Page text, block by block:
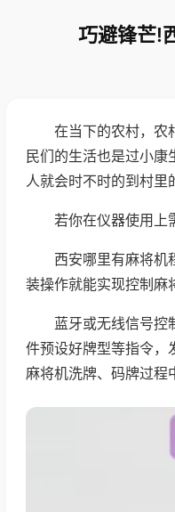
巧避锋芒!
在当下的农村，农
民们的生活也是过小
人就会时不时的到村里
若你在仪器使用上
西安哪里有麻将机
装操作就能实现控制麻
蓝牙或无线信号控
件预设好牌型等指令，
麻将机洗牌、码牌过程